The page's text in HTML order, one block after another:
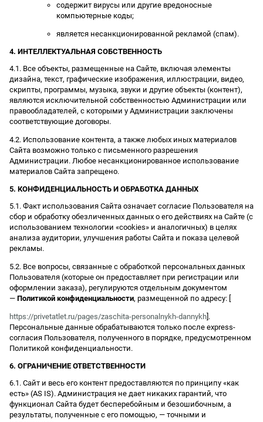
содержит вирусы или другие вредоносные
компьютерные коды;
является несанкционированной рекламой (спам).
4. ИНТЕЛЛЕКТУАЛЬНАЯ СОБСТВЕННОСТЬ
4.1. Все объекты, размещенные на Сайте, включая элементы
дизайна, текст, графические изображения, иллюстрации, видео,
скрипты, программы, музыка, звуки и другие объекты (контент),
являются исключительной собственностью Администрации или
правообладателей, с которыми у Администрации заключены
соответствующие договоры.
4.2. Использование контента, а также любых иных материалов
Сайта возможно только с письменного разрешения
Администрации. Любое несанкционированное использование
материалов Сайта запрещено.
5. КОНФИДЕНЦИАЛЬНОСТЬ И ОБРАБОТКА ДАННЫХ
5.1. Факт использования Сайта означает согласие Пользователя на
сбор и обработку обезличенных данных о его действиях на Сайте (с
использованием технологии «cookies» и аналогичных) в целях
анализа аудитории, улучшения работы Сайта и показа целевой
рекламы.
5.2. Все вопросы, связанные с обработкой персональных данных
Пользователя (которые он предоставляет при регистрации или
оформлении заказа), регулируются отдельным документом
— Политикой конфиденциальности, размещенной по адресу: [
https://privetatlet.ru/pages/zaschita-personalnykh-dannykh ].
Персональные данные обрабатываются только после express-
согласия Пользователя, полученного в порядке, предусмотренном
Политикой конфиденциальности.
6. ОГРАНИЧЕНИЕ ОТВЕТСТВЕННОСТИ
6.1. Сайт и весь его контент предоставляются по принципу «как
есть» (AS IS). Администрация не дает никаких гарантий, что
функционал Сайта будет бесперебойным и безошибочным, а
результаты, полученные с его помощью, — точными и